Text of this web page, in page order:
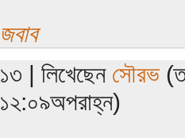
জবাব
১৩ | লিখেছেন সৌরভ
১২:০৯অপরাহ্ন)